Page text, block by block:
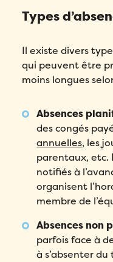
Types
Il existe divers
qui peuvent être
moins longues
Absences
des congés
annuelles, les
parentaux, etc.
notifiés à
organisent
membre de
Absences non
parfois face à
à s’absenter